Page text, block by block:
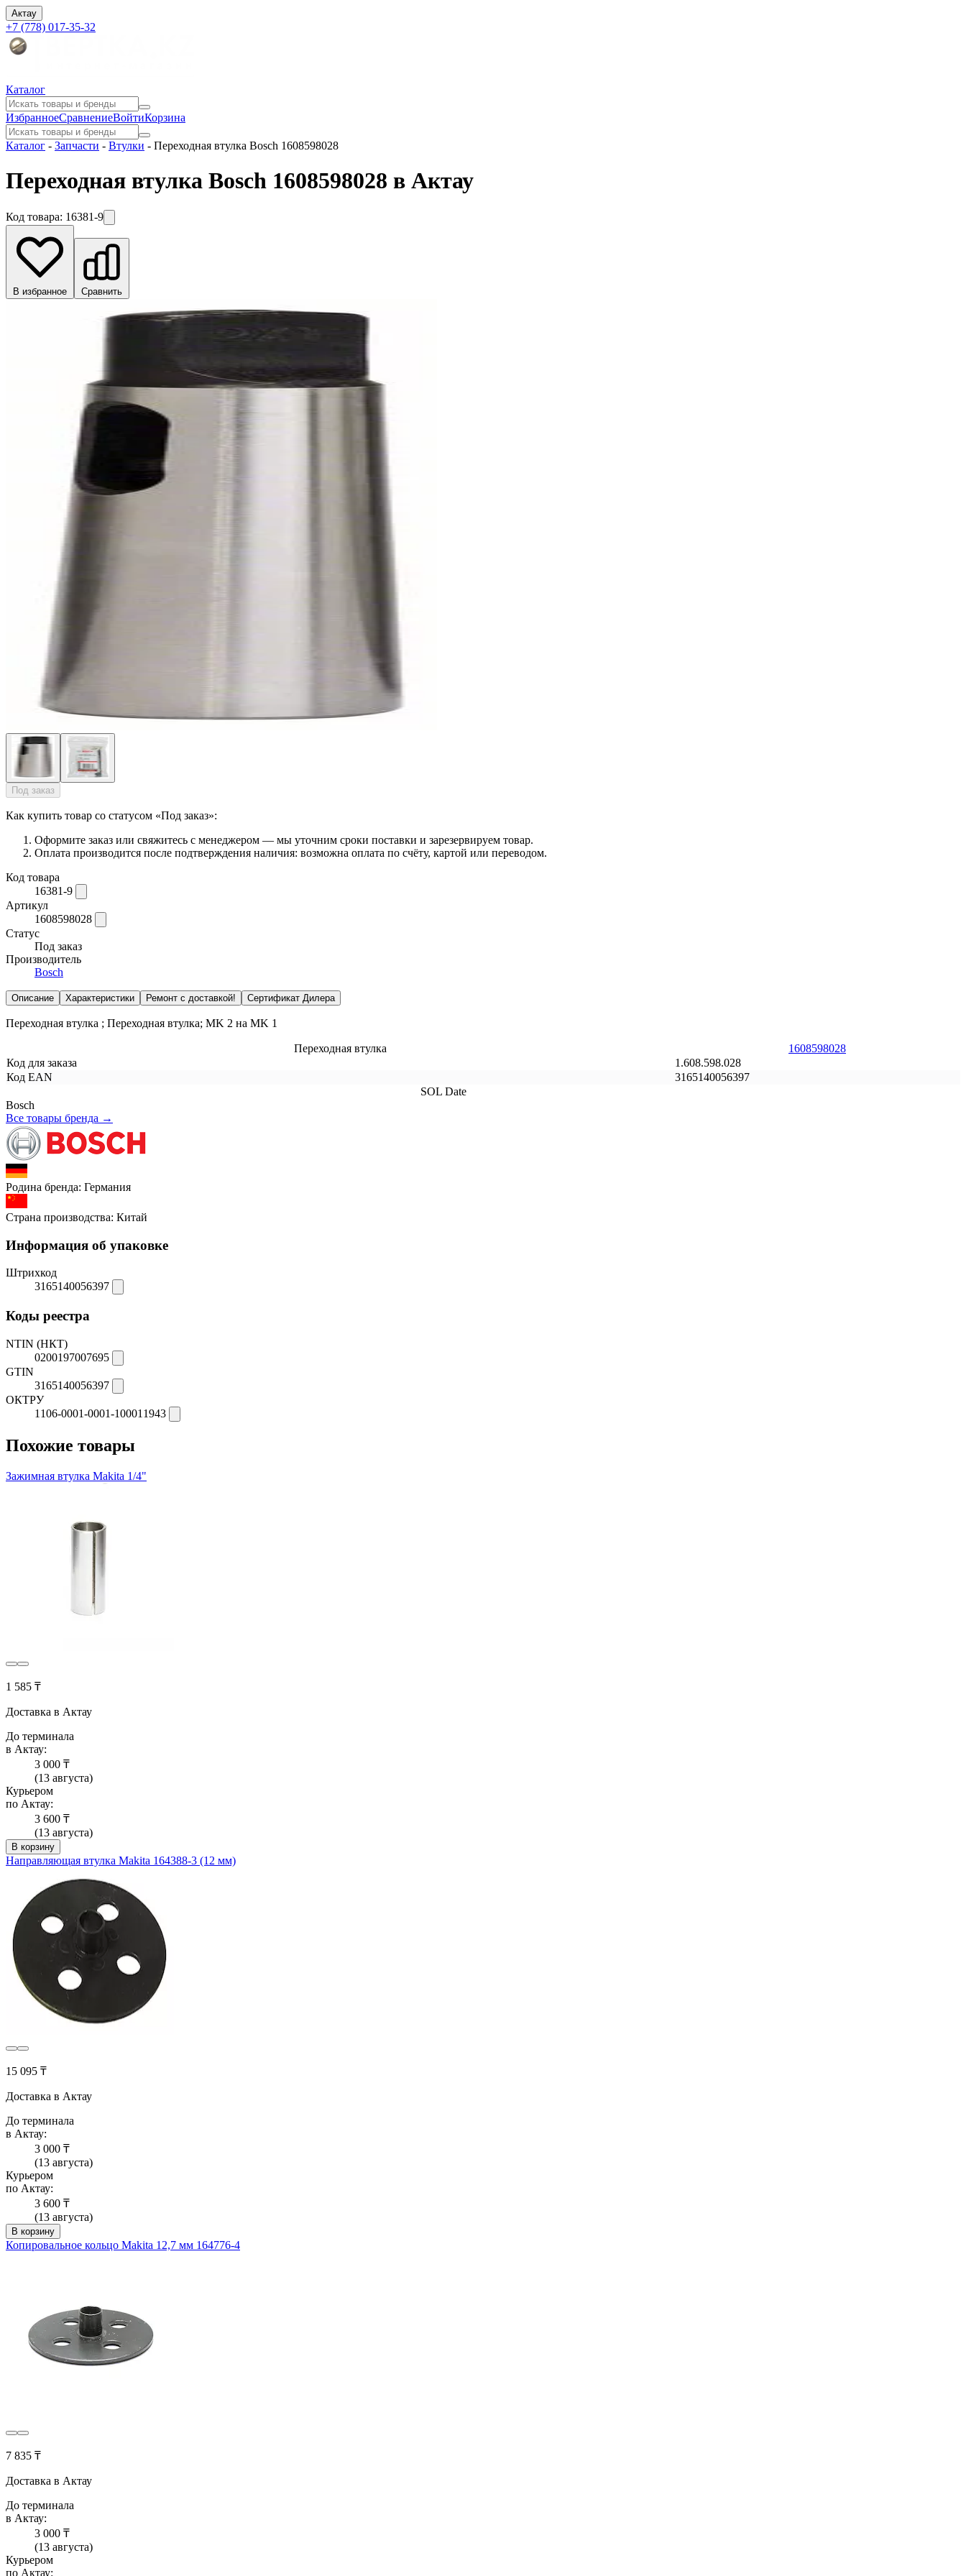
Актау
+7 (778) 017-35-32
Каталог
ИзбранноеСравнениеВойтиКорзина
Каталог - Запчасти - Втулки - Переходная втулка Bosch 1608598028
Переходная втулка Bosch 1608598028 в Актау
Код товара: 16381-9
В избранное Сравнить
Под заказ
Как купить товар со статусом «Под заказ»:
Оформите заказ или свяжитесь с менеджером — мы уточним сроки поставки и зарезервируем товар.
Оплата производится после подтверждения наличия: возможна оплата по счёту, картой или переводом.
Код товара
16381-9
Артикул
1608598028
Статус
Под заказ
Производитель
Bosch
Описание Характеристики Ремонт с доставкой! Сертификат Дилера
Переходная втулка ; Переходная втулка; MK 2 на MK 1
Переходная втулка
1608598028
Код для заказа
1.608.598.028
Код EAN
3165140056397
SOL Date
Bosch
Все товары бренда →
Родина бренда: Германия
Страна производства: Китай
Информация об упаковке
Штрихкод
3165140056397
Коды реестра
NTIN (НКТ)
0200197007695
GTIN
3165140056397
ОКТРУ
1106-0001-0001-100011943
Похожие товары
Зажимная втулка Makita 1/4"
1 585 ₸
Доставка в Актау
До терминала
в Актау:
3 000 ₸
(13 августа)
Курьером
по Актау:
3 600 ₸
(13 августа)
В корзину
Направляющая втулка Makita 164388-3 (12 мм)
15 095 ₸
Доставка в Актау
До терминала
в Актау:
3 000 ₸
(13 августа)
Курьером
по Актау:
3 600 ₸
(13 августа)
В корзину
Копировальное кольцо Makita 12,7 мм 164776-4
7 835 ₸
Доставка в Актау
До терминала
в Актау:
3 000 ₸
(13 августа)
Курьером
по Актау: